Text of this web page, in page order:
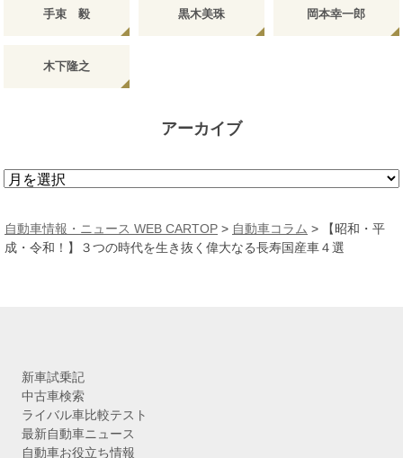
手束 毅 黒木美珠 岡本幸一郎
木下隆之
アーカイブ
ア
カ
イ
自動車情報・ニュース WEB CARTOP > 自動車コラム >
【昭和・平
成・令和！】３つの時代を生き抜く偉大なる長寿国産車４選
新車試乗記
中古車検索
ライバル車比較テスト
最新自動車ニュース
自動車お役立ち情報